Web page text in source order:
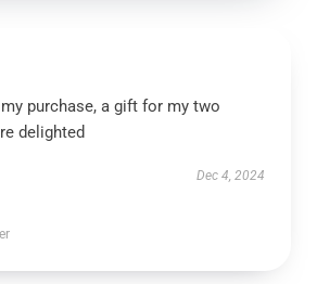
purchase, a gift for my two
delighted
Dec 4, 2024